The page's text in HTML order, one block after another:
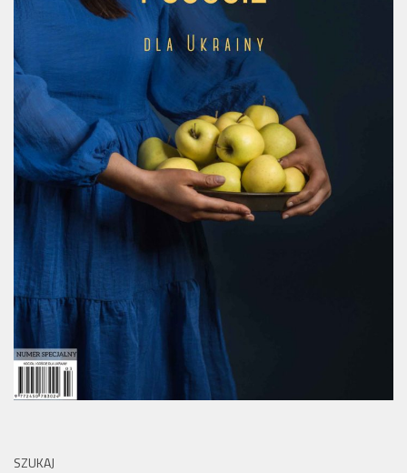
SZUKAJ